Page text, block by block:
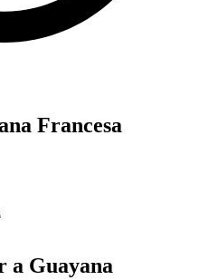
Francesa
a Guayana